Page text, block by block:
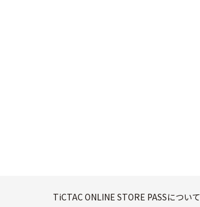
TiCTAC ONLINE STORE PASSについて